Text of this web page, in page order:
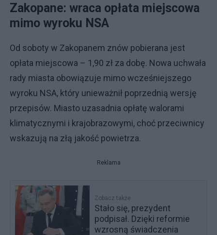
Zakopane: wraca opłata miejscowa
mimo wyroku NSA
Od soboty w Zakopanem znów pobierana jest
opłata miejscowa – 1,90 zł za dobę. Nowa uchwała
rady miasta obowiązuje mimo wcześniejszego
wyroku NSA, który unieważnił poprzednią wersję
przepisów. Miasto uzasadnia opłatę walorami
klimatycznymi i krajobrazowymi, choć przeciwnicy
wskazują na złą jakość powietrza.
Reklama
Zobacz także
Stało się, prezydent
podpisał. Dzięki reformie
wzrosną świadczenia